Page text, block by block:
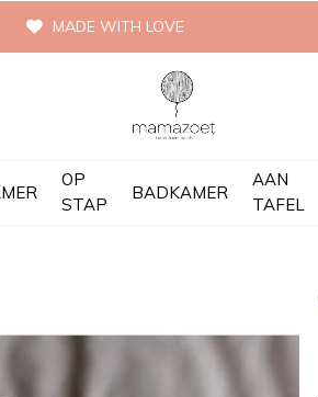
OP
STAP
BADKAMER
AAN
TAFEL
MADE WITH LOVE